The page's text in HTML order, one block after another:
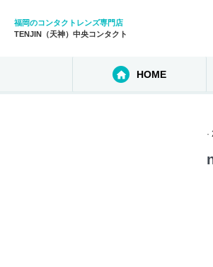
福岡のコンタクトレンズ専門店
TENJIN（天神）中央コンタクト
HOME